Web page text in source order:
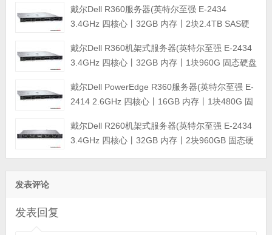
戴尔Dell R360服务器(英特尔至强 E-2434
3.4GHz 四核心丨32GB 内存丨2块2.4TB SAS硬
戴尔Dell R360机架式服务器(英特尔至强 E-2434
3.4GHz 四核心丨32GB 内存丨1块960G 固态硬盘
修)
戴尔Dell PowerEdge R360服务器(英特尔至强 E-
2414 2.6GHz 四核心丨16GB 内存丨1块480G 固
三年保修)
戴尔Dell R260机架式服务器(英特尔至强 E-2434
3.4GHz 四核心丨32GB 内存丨2块960GB 固态硬
发表评论
发表回复